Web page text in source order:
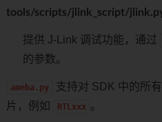
tools/scripts/jlink_script/
提供 J-Link 调试功能，通过
的参数。
ameba.py
支持对 SDK 中的所
片，例如
RTLxxx 。